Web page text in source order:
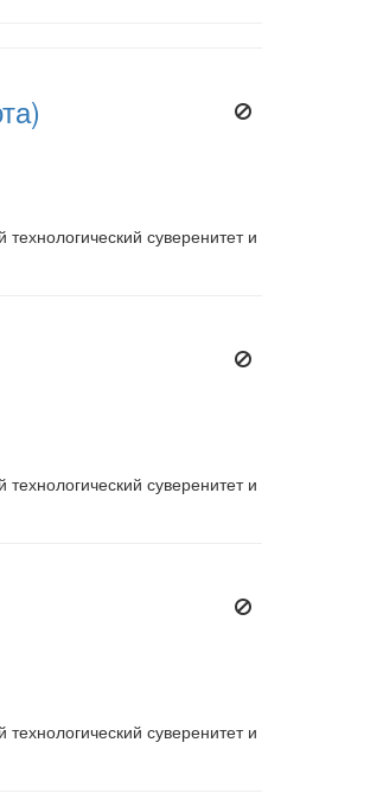
суверенитет и
суверенитет и
суверенитет и